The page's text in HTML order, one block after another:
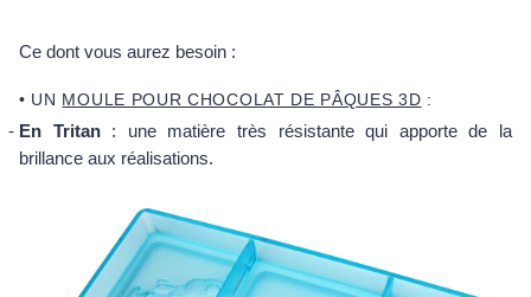
Ce dont vous aurez besoin :
• UN MOULE POUR CHOCOLAT DE PÂQUES 3D :
En Tritan: une matière très résistante qui apporte de la
brillance aux réalisations.